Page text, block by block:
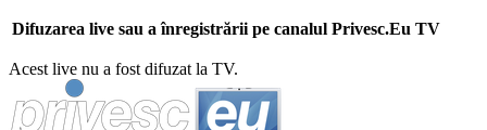
Difuzarea live sau a înregistrării pe canalul Privesc.Eu TV
Acest live nu a fost difuzat la TV.